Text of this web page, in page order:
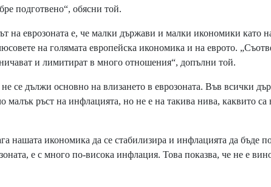
подготвено“, обясни той.
на еврозоната е, че малки държави и малки икономики като
на голямата европейска икономика и на еврото.
и лимитират в много отношения“, допълни той.
се дължи основно на влизането в еврозоната. Във всички
малък ръст на инфлацията, но не е на такива нива, каквито са
нашата икономика да се стабилизира и инфлацията да бъде
е с много по-висока инфлация. Това показва, че не е